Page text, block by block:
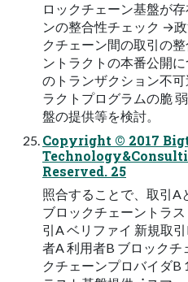
ロックチェーン基盤が
ンの整合性チェック →
クチェーン間の取引の
ントラクトの本番公開
のトランザクション不
ラクトプログラムの脆
盤の提供等を検討。
Copyright © 2017
Reserved. 25
照合することで、取引A
ブロックチェーントラ
引A ベリファイ 新規取
者A 利⽤者B ブロックチ
クチェーンプロバイダB